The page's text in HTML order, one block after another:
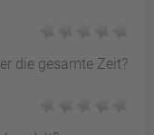
die gesamte Zeit?